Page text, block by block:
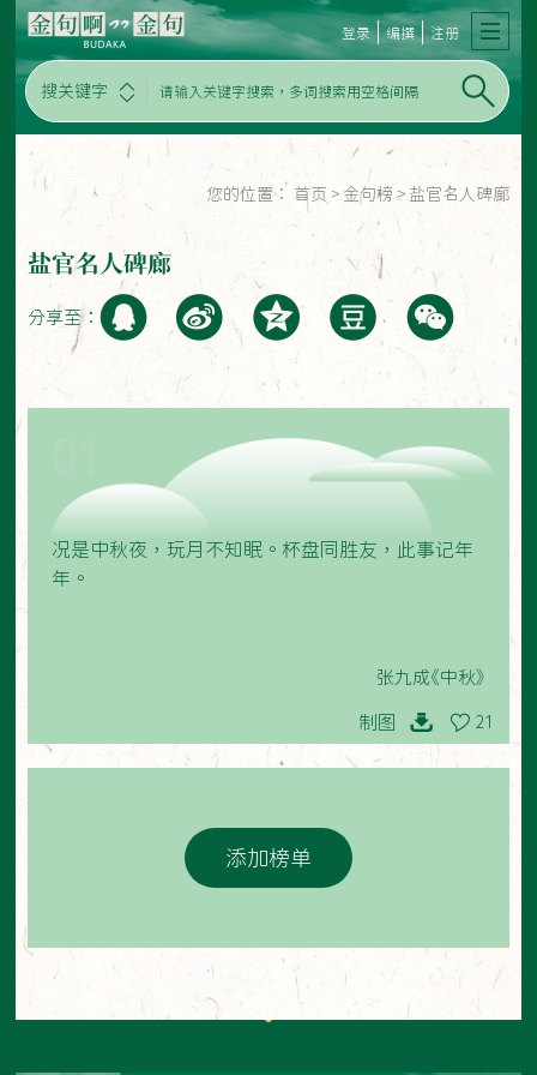
搜关键字
登录 编撰 注册
您的位置： 首页 > 金句榜 > 盐官名人碑廊
盐官名人碑廊
分享至：
况是中秋夜，玩月不知眠。杯盘同胜友，此事记年
年。
张九成《中秋》
制图 21
添加榜单